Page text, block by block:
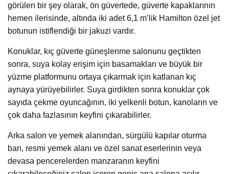
görülen bir şey olarak, ön güvertede, güverte kapaklarının
hemen ilerisinde, altında iki adet 6,1 m’lik Hamilton özel jet
botunun istiflendiği bir jakuzi vardır.
Konuklar, kıç güverte güneşlenme salonunu geçtikten
sonra, suya kolay erişim için basamakları ve büyük bir
yüzme platformunu ortaya çıkarmak için katlanan kıç
aynaya yürüyebilirler. Suya girdikten sonra konuklar çok
sayıda çekme oyuncağının, iki yelkenli botun, kanoların ve
çok daha fazlasının keyfini çıkarabilirler.
Arka salon ve yemek alanından, sürgülü kapılar oturma
barı, resmi yemek alanı ve özel sanat eserlerinin veya
devasa pencerelerden manzaranın keyfini